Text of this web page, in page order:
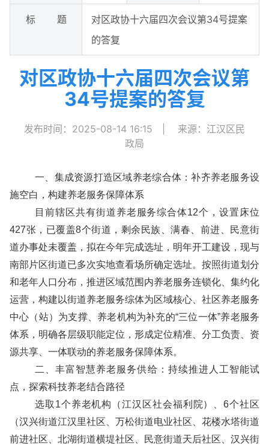
标 题
对区政协十六届四次会议第34号提案
的答复
对区政协十六届四次会议第
34号提案的答复
发布时间：2025-08-14 16:15
来源：江汉区民
政局
一、集成资源打造区域养老综合体：补齐养老服务设
施空白，构建养老服务保障体系
目前辖区共有街道养老服务综合体12个，设置床位
427张，已覆盖8个街道，剩余民族、满春、前进、民意街
道办事处未覆盖，拟在今年完成选址，明年开工建设，现与
南部片区街道已多次实地查看场所确定选址。按照街道划分
和老年人口分布，推进区域范围内养老服务连锁化、集约化
运营，构建以街道养老服务综体为区域核心、社区养老服务
中心（站）为支撑、养老机构为补充的“三位一体”养老服务
体系，明确各层级职能定位，形成定位精准、分工负责、资
源共享、一体联动的养老服务保障体系。
二、丰富智慧养老服务供给：持续推进人工智能试
点，探索科技养老结合路径
选取1个养老机构（江汉区社会福利院）、6个社区
（汉兴街道江汉里社区、万松街道电业社区、花楼水塔街道
前进社区、北湖街道横堤社区、民意街道天后社区、汉兴街